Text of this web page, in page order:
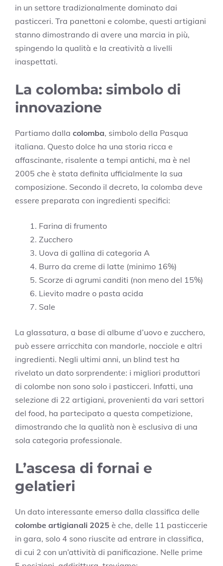
in un settore tradizionalmente dominato dai
pasticceri. Tra panettoni e colombe, questi artigiani
stanno dimostrando di avere una marcia in più,
spingendo la qualità e la creatività a livelli
inaspettati.
La colomba: simbolo di
innovazione
Partiamo dalla colomba, simbolo della Pasqua
italiana. Questo dolce ha una storia ricca e
affascinante, risalente a tempi antichi, ma è nel
2005 che è stata definita ufficialmente la sua
composizione. Secondo il decreto, la colomba deve
essere preparata con ingredienti specifici:
Farina di frumento
Zucchero
Uova di gallina di categoria A
Burro da creme di latte (minimo 16%)
Scorze di agrumi canditi (non meno del 15%)
Lievito madre o pasta acida
Sale
La glassatura, a base di albume d’uovo e zucchero,
può essere arricchita con mandorle, nocciole e altri
ingredienti. Negli ultimi anni, un blind test ha
rivelato un dato sorprendente: i migliori produttori
di colombe non sono solo i pasticceri. Infatti, una
selezione di 22 artigiani, provenienti da vari settori
del food, ha partecipato a questa competizione,
dimostrando che la qualità non è esclusiva di una
sola categoria professionale.
L’ascesa di fornai e
gelatieri
Un dato interessante emerso dalla classifica delle
colombe artigianali 2025 è che, delle 11 pasticcerie
in gara, solo 4 sono riuscite ad entrare in classifica,
di cui 2 con un’attività di panificazione. Nelle prime